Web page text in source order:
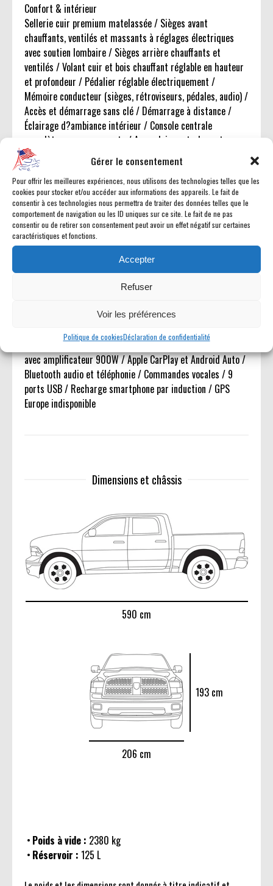
Gérer le consentement
Pour offrir les meilleures expériences, nous utilisons des technologies telles que les
cookies pour stocker et/ou accéder aux informations des appareils. Le fait de
consentir à ces technologies nous permettra de traiter des données telles que le
comportement de navigation ou les ID uniques sur ce site. Le fait de ne pas
consentir ou de retirer son consentement peut avoir un effet négatif sur certaines
caractéristiques et fonctions.
Accepter
Refuser
Voir les préférences
Politique de cookiesDéclaration de confidentialité
Confort & intérieur
Sellerie cuir premium matelassée / Sièges avant
chauffants, ventilés et massants à réglages électriques
avec soutien lombaire / Sièges arrière chauffants et
ventilés / Volant cuir et bois chauffant réglable en hauteur
et profondeur / Pédalier réglable électriquement /
Mémoire conducteur (sièges, rétroviseurs, pédales, audio) /
Accès et démarrage sans clé / Démarrage à distance /
Éclairage d?ambiance intérieur / Console centrale
complète avec rangements / Accoudoir central avant avec
rangement / Accoudoir arrière avec porte-gobelets / 12
porte-gobelets / Vitres électriques avant et arrière /
Lunette arrière coulissante électrique / Rétroviseurs
extérieurs chauffants, rabattables électriquement,
électrochromes avec clignotants intégrés, éclairage d?
accueil et inclinaison en marche arrière / Rétroviseur
intérieur numérique / Ouverture de garage intégrée / Deux
prises 120V / Deux prises 12V
Technologie & multimédia
passager 10,2 pouces / Combiné d?instrumentation
Système audio premium Harman Kardon 19 haut-parleurs
avec amplificateur 900W / Apple CarPlay et Android Auto /
Bluetooth audio et téléphonie / Commandes vocales / 9
ports USB / Recharge smartphone par induction / GPS
Europe indisponible
Dimensions et châssis
590 cm
206 cm
193 cm
Poids à vide : 2380 kg
Réservoir : 125 L